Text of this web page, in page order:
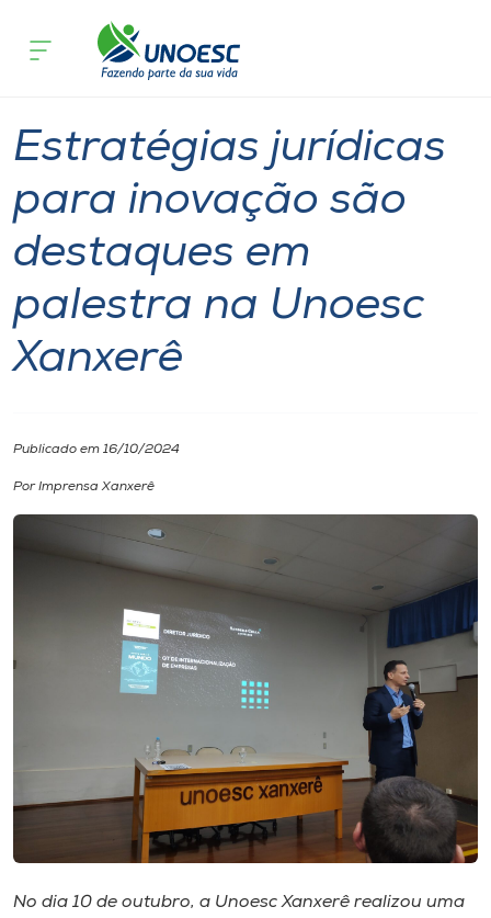
Cursos
Atendimento ao Estudante
Portal de Ensino
Internacionalização
Diplomados
Cultura
Biblioteca
Editora
Graduação
Estratégias jurídicas
para inovação são
destaques em
palestra na Unoesc
Xanxerê
Publicado em 16/10/2024
Por Imprensa Xanxerê
No dia 10 de outubro, a Unoesc Xanxerê realizou uma